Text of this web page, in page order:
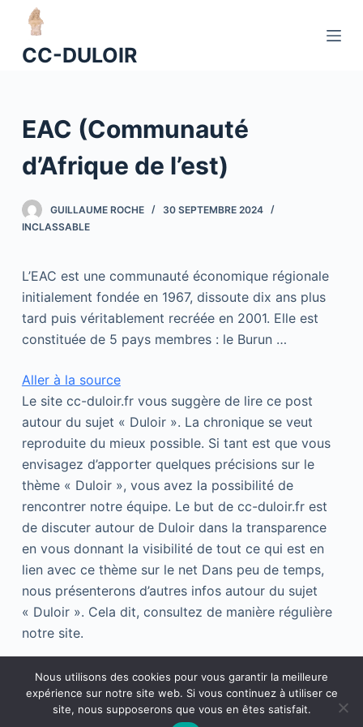
u
o
n
e
n
u
CC-DULOIR
EAC (Communauté
d’Afrique de l’est)
GUILLAUME ROCHE
30 SEPTEMBRE 2024
INCLASSABLE
L’EAC est une communauté économique régionale
initialement fondée en 1967, dissoute dix ans plus
tard puis véritablement recréée en 2001. Elle est
constituée de 5 pays membres : le Burun …
Aller à la source
Le site cc-duloir.fr vous suggère de lire ce post
autour du sujet « Duloir ». La chronique se veut
reproduite du mieux possible. Si tant est que vous
envisagez d’apporter quelques précisions sur le
thème « Duloir », vous avez la possibilité de
rencontrer notre équipe. Le but de cc-duloir.fr est
de discuter autour de Duloir dans la transparence
en vous donnant la visibilité de tout ce qui est en
lien avec ce thème sur le net Dans peu de temps,
nous présenterons d’autres infos autour du sujet
« Duloir ». Cela dit, consultez de manière régulière
notre site.
Copyright © 2026 - Thème WordPress par
Nous utilisons des cookies pour vous garantir la meilleure
expérience sur notre site web. Si vous continuez à utiliser ce
site, nous supposerons que vous en êtes satisfait.